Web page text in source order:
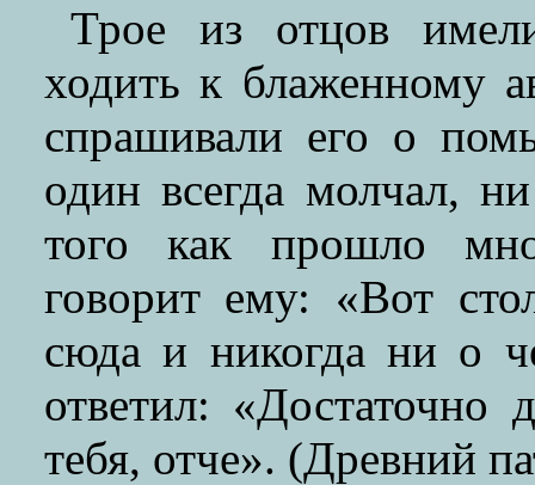
Трое из отцов
ходить к блаженному
спрашивали его о
один всегда молчал,
того как прошло
говорит ему: «Вот
сюда и никогда ни о
ответил: «Достаточно
тебя, отче». (Древний